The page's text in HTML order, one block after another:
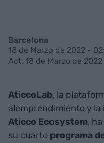
Barcelona
18 de Marzo de 2022 -
Act. 18 de Marzo de 2022
AticcoLab, la
alemprendimiento y
Aticco Ecosystem,
su cuarto programa